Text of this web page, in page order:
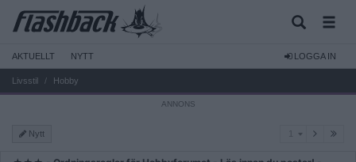
AKTUELLT NYTT LOGGA IN
Livsstil Hobby
Nytt